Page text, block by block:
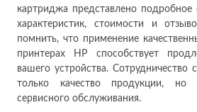
картриджа представлено подробное
характеристик, стоимости и
помнить, что применение
принтерах HP способствует
вашего устройства. Сотрудничество
только качество продукции, но
сервисного обслуживания.